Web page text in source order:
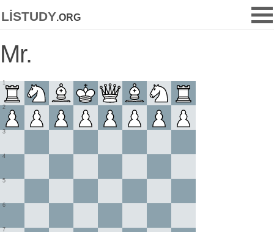
listudy.org
Mr.
1
2
3
4
5
6
7